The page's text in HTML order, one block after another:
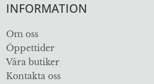
INFORMATION
Om oss
Öppettider
Våra butiker
Kontakta oss